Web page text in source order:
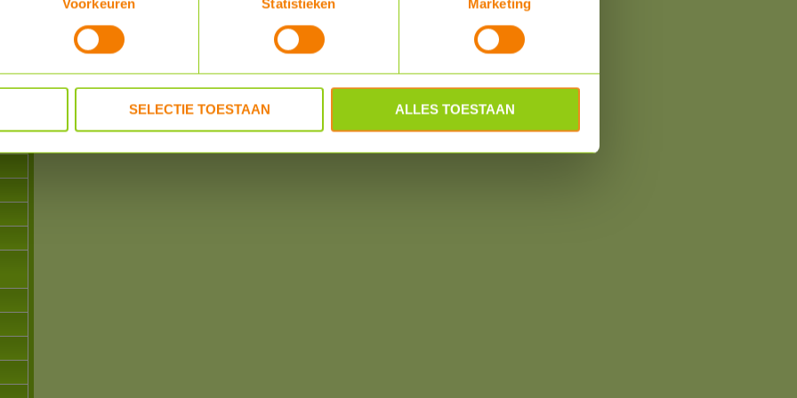
Voorkeuren Statistieken Marketing
SELECTIE TOESTAAN ALLES TOESTAAN
REVIEWER
powered bymyShop.com